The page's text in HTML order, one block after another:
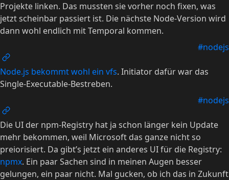
Projekte linken. Das mussten sie vorher noch fixen, was
jetzt scheinbar passiert ist. Die nächste Node-Version wird
dann wohl endlich mit Temporal kommen.
#nodejs
Node.js bekommt wohl ein vfs. Initiator dafür war das
Single-Executable-Bestreben.
#nodejs
Die UI der npm-Registry hat ja schon länger kein Update
mehr bekommen, weil Microsoft das ganze nicht so
preiorisiert. Da gibt’s jetzt ein anderes UI für die Registry:
npmx. Ein paar Sachen sind in meinen Augen besser
gelungen, ein paar nicht. Mal gucken, ob ich das in Zukunft